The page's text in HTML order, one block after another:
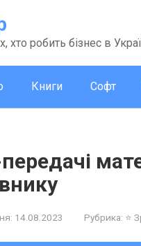
хто робить бізнес в
Книги Софт
14.08.2023 Рубрика: ⭐